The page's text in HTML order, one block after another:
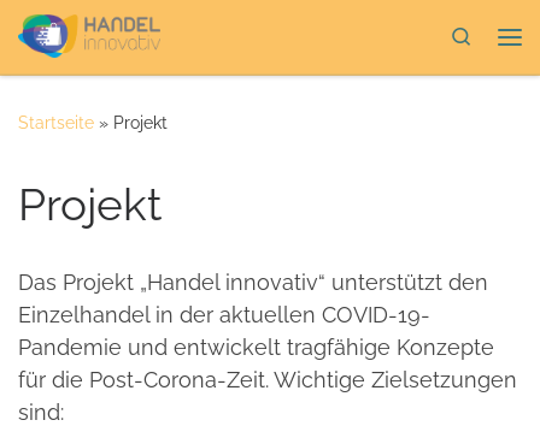
Zum Inhalt springen
Search
Startseite » Projekt
Projekt
Das Projekt „Handel innovativ“ unterstützt den
Einzelhandel in der aktuellen COVID-19-
Pandemie und entwickelt tragfähige Konzepte
für die Post-Corona-Zeit. Wichtige Zielsetzungen
sind: